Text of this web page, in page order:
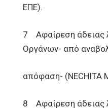
ΕΠΕ).
7 Αφαίρεση άδειας
Οργάνων- από
απόφαση- (NECHITA
8 Αφαίρεση άδειας